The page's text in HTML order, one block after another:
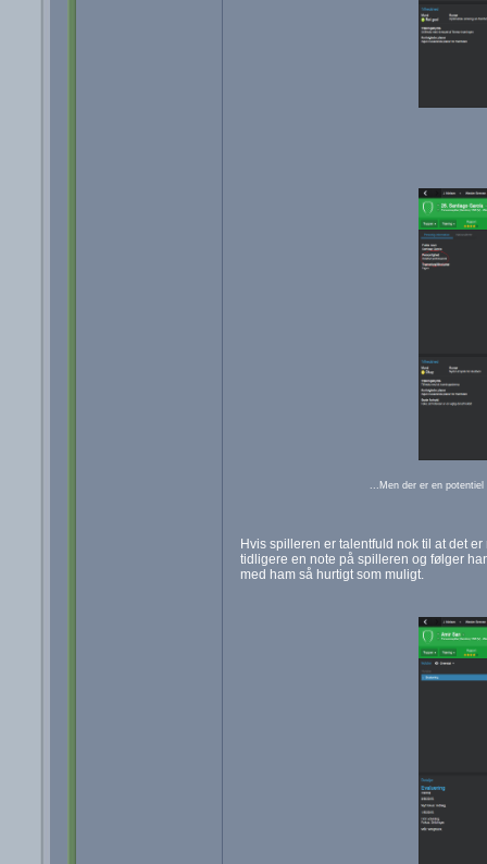
...Men der er en
Hvis spilleren er talentfuld nok til at det
tidligere en note på spilleren og følger
med ham så hurtigt som muligt.